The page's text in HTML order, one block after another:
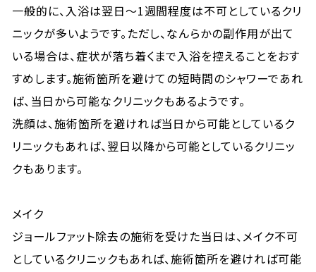
一般的に、入浴は翌日〜1週間程度は不可としているクリ
ニックが多いようです。ただし、なんらかの副作用が出て
いる場合は、症状が落ち着くまで入浴を控えることをおす
すめします。施術箇所を避けての短時間のシャワーであれ
ば、当日から可能なクリニックもあるようです。
洗顔は、施術箇所を避ければ当日から可能としているク
リニックもあれば、翌日以降から可能としているクリニッ
クもあります。
メイク
ジョールファット除去の施術を受けた当日は、メイク不可
としているクリニックもあれば、施術箇所を避ければ可能